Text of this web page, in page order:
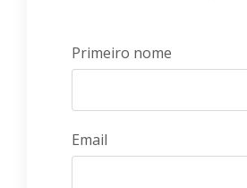
Primeiro nome
Email